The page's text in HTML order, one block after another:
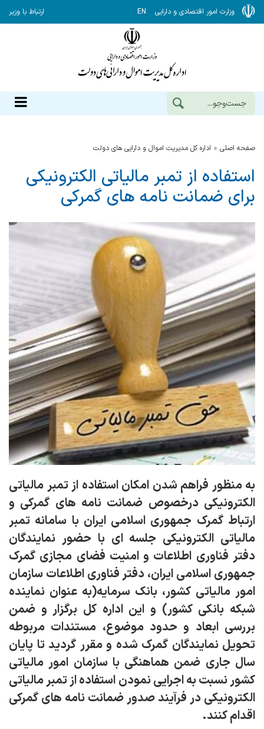
وزارت امور اقتصادی و دارایی EN ارتباط با وزیر
صفحه اصلی اداره کل مدیریت اموال و دارایی های دولت
استفاده از تمبر مالیاتی الکترونیکی
برای ضمانت نامه های گمرکی
به منظور فراهم شدن امکان استفاده از تمبر مالیاتی
الکترونیکی درخصوص ضمانت نامه های گمرکی و
ارتباط گمرک جمهوری اسلامی ایران با سامانه تمبر
مالیاتی الکترونیکی جلسه ای با حضور نمایندگان
دفتر فناوری اطلاعات و امنیت فضای مجازی گمرک
جمهوری اسلامی ایران، دفتر فناوری اطلاعات سازمان
امور مالیاتی کشور، بانک سرمایه(به عنوان نماینده
شبکه بانکی کشور) و این اداره کل برگزار و ضمن
بررسی ابعاد و حدود موضوع، مستندات مربوطه
تحویل نمایندگان گمرک شده و مقرر گردید تا پایان
سال جاری ضمن هماهنگی با سازمان امور مالیاتی
کشور نسبت به اجرایی نمودن استفاده از تمبر مالیاتی
الکترونیکی در فرآیند صدور ضمانت نامه های گمرکی
اقدام کنند.